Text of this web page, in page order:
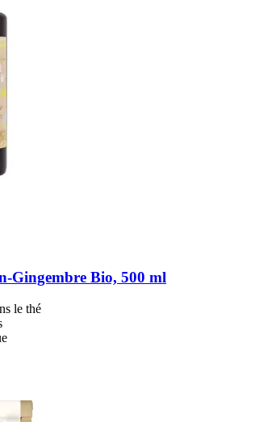
​Gingembre Bio, 500 ml
le thé